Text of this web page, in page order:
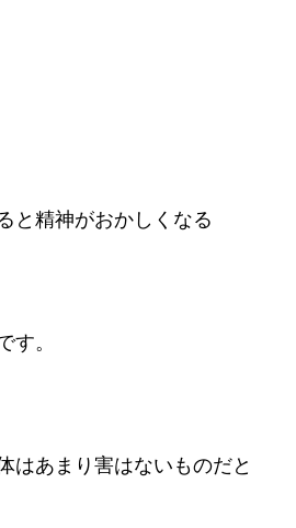
と精神がおかしくなる
す。
はあまり害はないものだと